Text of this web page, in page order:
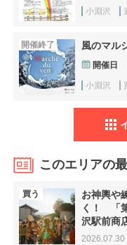
小淵沢
開催終了 風のマル
開催日
小淵沢
このエリアの
買う
お神輿や
く！ 「
沢駅前商
2026.07.30